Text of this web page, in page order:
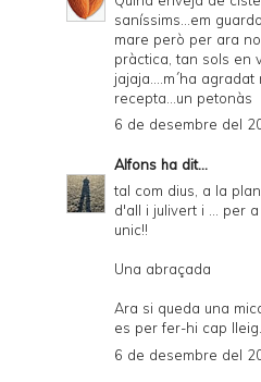
saníssims...em
mare però per ara
pràctica, tan sols en
jajaja....m´ha
recepta...un petonàs
6 de desembre del
Alfons ha dit...
tal com dius, a la
d'all i julivert i ... per
unic!!
Una abraçada
Ara si queda una
es per fer-hi cap
6 de desembre del